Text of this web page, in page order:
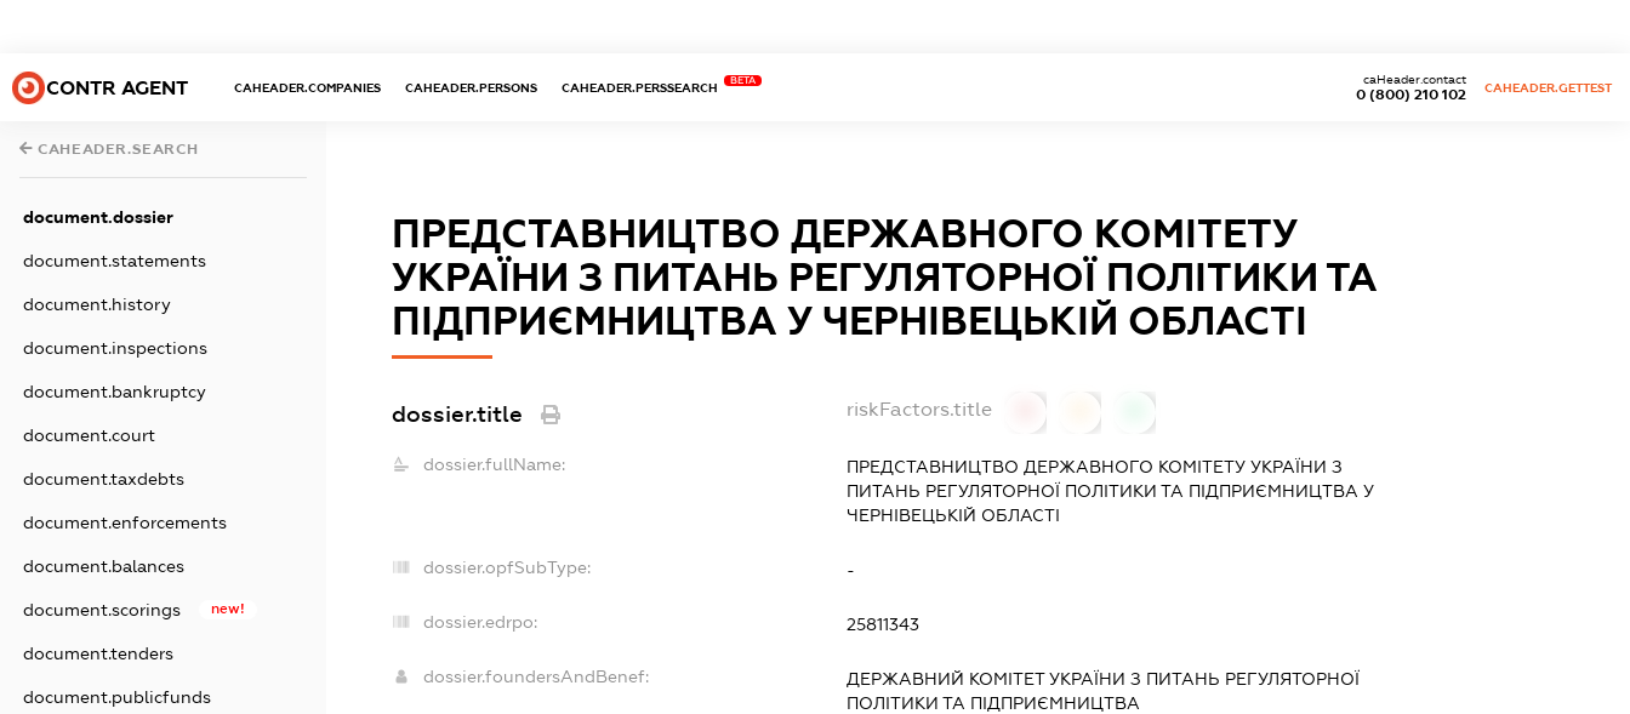
CONTR AGENT CAHEADER.COMPANIES CAHEADER.PERSONS CAHEADER.PERSSEARCH
BETA
0 (800) 210 102
caHeader.contact
CAHEADER.GETTEST
CAHEADER.SEARCH
document.dossier
document.statements
document.history
document.inspections
document.bankruptcy
document.court
document.taxdebts
document.enforcements
document.balances
document.scorings new!
document.tenders
document.publicfunds
ПРЕДСТАВНИЦТВО ДЕРЖАВНОГО КОМІТЕТУ
УКРАЇНИ З ПИТАНЬ РЕГУЛЯТОРНОЇ ПОЛІТИКИ ТА
ПІДПРИЄМНИЦТВА У ЧЕРНІВЕЦЬКІЙ ОБЛАСТІ
dossier.title riskFactors.title
dossier.fullName:
ПРЕДСТАВНИЦТВО ДЕРЖАВНОГО КОМІТЕТУ УКРАЇНИ З
ПИТАНЬ РЕГУЛЯТОРНОЇ ПОЛІТИКИ ТА ПІДПРИЄМНИЦТВА У
ЧЕРНІВЕЦЬКІЙ ОБЛАСТІ
dossier.opfSubType: -
dossier.edrpo: 25811343
dossier.foundersAndBenef:
ДЕРЖАВНИЙ КОМІТЕТ УКРАЇНИ З ПИТАНЬ РЕГУЛЯТОРНОЇ
ПОЛІТИКИ ТА ПІДПРИЄМНИЦТВА